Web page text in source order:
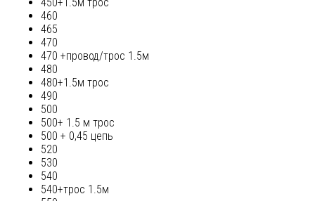
450+1.5м трос
460
465
470
470 +провод/трос 1.5м
480
480+1.5м трос
490
500
500+ 1.5 м трос
500 + 0,45 цепь
520
530
540
540+трос 1.5м